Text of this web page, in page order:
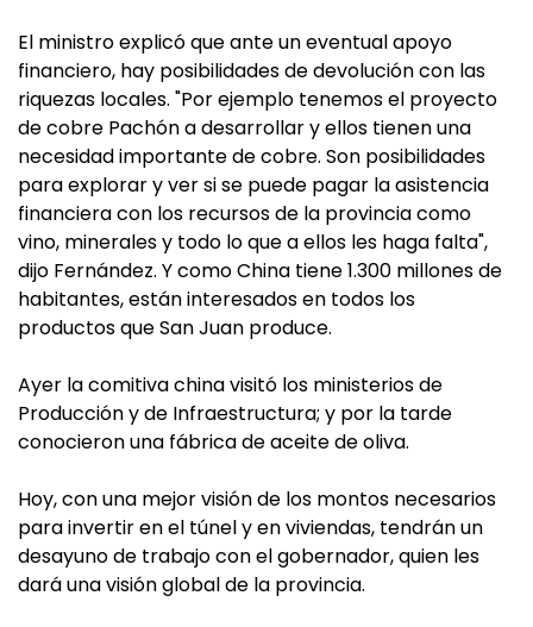
El ministro explicó que ante un eventual apoyo
financiero, hay posibilidades de devolución con las
riquezas locales. "Por ejemplo tenemos el proyecto
de cobre Pachón a desarrollar y ellos tienen una
necesidad importante de cobre. Son posibilidades
para explorar y ver si se puede pagar la asistencia
financiera con los recursos de la provincia como
vino, minerales y todo lo que a ellos les haga falta",
dijo Fernández. Y como China tiene 1.300 millones de
habitantes, están interesados en todos los
productos que San Juan produce.
Ayer la comitiva china visitó los ministerios de
Producción y de Infraestructura; y por la tarde
conocieron una fábrica de aceite de oliva.
Hoy, con una mejor visión de los montos necesarios
para invertir en el túnel y en viviendas, tendrán un
desayuno de trabajo con el gobernador, quien les
dará una visión global de la provincia.